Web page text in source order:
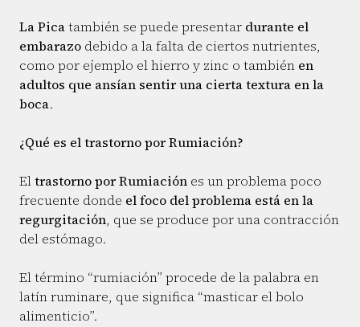
La Picatambién se puede presentar durante el
embarazo debido a la falta de ciertos nutrientes,
como por ejemplo el hierro y zinc o también en
adultos que ansían sentir una cierta textura en la
boca.
¿Qué es el trastorno por Rumiación?
Eltrastorno por Rumiación es un problema poco
frecuente donde el foco del problema está en la
regurgitación, que se produce por una contracción
del estómago.
El término “rumiación” procede de la palabra en
latín ruminare, que significa “masticar el bolo
alimenticio”.